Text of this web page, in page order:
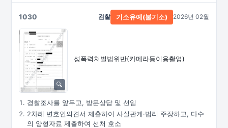
1030
성폭력처벌법위반(카메라등이용촬영)
검찰 기소유예(불기소) 2026년 02월
경찰조사를 앞두고, 방문상담 및 선임
2차례 변호인의견서 제출하여 사실관계·법리 주장하고, 다수
의 양형자료 제출하여 선처 호소